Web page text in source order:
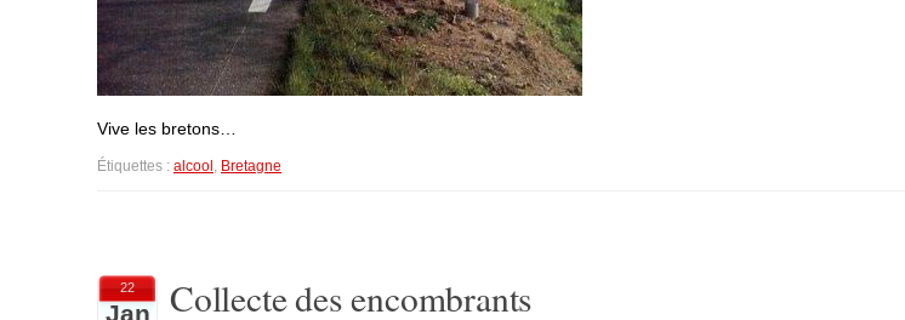
Vive les bretons…
Étiquettes : alcool, Bretagne
22
Jan Collecte des encombrants